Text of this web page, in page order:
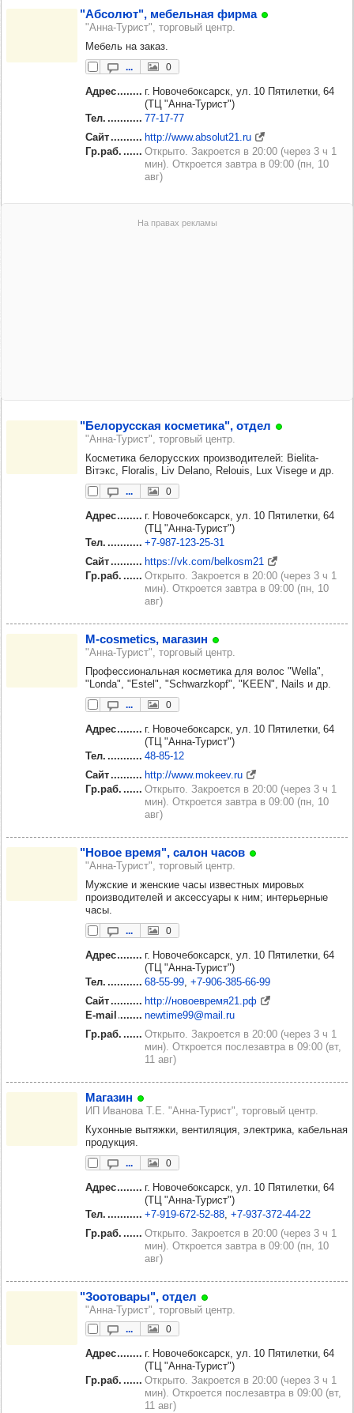
"Абсо­лют", мебель­ная фирма
"Анна-Турист", торговый центр.
Мебель на заказ.
... 0
Адрес
г. Новочебоксарск, ул. 10 Пятилетки, 64
(ТЦ "Анна-Турист")
Тел.
77‑17‑77
Сайт
http://www.absolut21.ru
Гр.раб.
Открыто. Закроется в 20:00 (через 3 ч 1
мин). Откроется завтра в 09:00 (пн, 10
авг)
"Бело­рус­ская кос­ме­тика", отдел
"Анна-Турист", торговый центр.
Косметика белорусских производителей: Bielita-
Вiтэкс, Floralis, Liv Delano, Relouis, Lux Visege и др.
... 0
Адрес
г. Новочебоксарск, ул. 10 Пятилетки, 64
(ТЦ "Анна-Турист")
Тел.
+7‑987‑123‑25‑31
Сайт
https://vk.com/belkosm21
Гр.раб.
Открыто. Закроется в 20:00 (через 3 ч 1
мин). Откроется завтра в 09:00 (пн, 10
авг)
M-cosmetics, мага­зин
"Анна-Турист", торговый центр.
Профессиональная косметика для волос "Wella",
"Londa", "Estel", "Schwarzkopf", "KEEN", Nails и др.
... 0
Адрес
г. Новочебоксарск, ул. 10 Пятилетки, 64
(ТЦ "Анна-Турист")
Тел.
48‑85‑12
Сайт
http://www.mokeev.ru
Гр.раб.
Открыто. Закроется в 20:00 (через 3 ч 1
мин). Откроется завтра в 09:00 (пн, 10
авг)
"Новое время", салон часов
"Анна-Турист", торговый центр.
Мужские и женские часы известных мировых
производителей и аксессуары к ним; интерьерные
часы.
... 0
Адрес
г. Новочебоксарск, ул. 10 Пятилетки, 64
(ТЦ "Анна-Турист")
Тел.
68‑55‑99 +7‑906‑385‑66‑99
Сайт
http://новоевремя21.рф
E-mail
newtime99@mail.ru
Гр.раб.
Открыто. Закроется в 20:00 (через 3 ч 1
мин). Откроется послезавтра в 09:00 (вт,
11 авг)
Мага­зин
ИП Иванова Т.Е. "Анна-Турист", торговый центр.
Кухонные вытяжки, вентиляция, электрика, кабельная
продукция.
... 0
Адрес
г. Новочебоксарск, ул. 10 Пятилетки, 64
(ТЦ "Анна-Турист")
Тел.
+7‑919‑672‑52‑88 +7‑937‑372‑44‑22
Гр.раб.
Открыто. Закроется в 20:00 (через 3 ч 1
мин). Откроется завтра в 09:00 (пн, 10
авг)
"Зоото­вары", отдел
"Анна-Турист", торговый центр.
... 0
Адрес
г. Новочебоксарск, ул. 10 Пятилетки, 64
(ТЦ "Анна-Турист")
Гр.раб.
Открыто. Закроется в 20:00 (через 3 ч 1
мин). Откроется послезавтра в 09:00 (вт,
11 авг)